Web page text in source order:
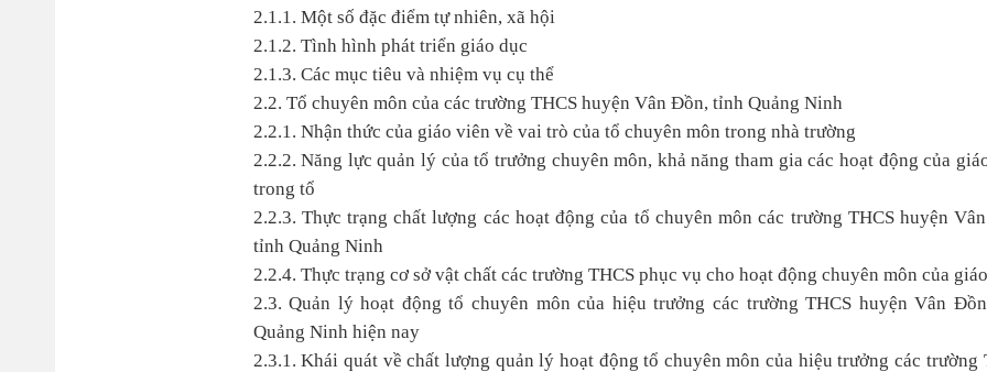
2.1.1. Một số đặc điểm tự nhiên, xã hội
2.1.2. Tình hình phát triển giáo dục
2.1.3. Các mục tiêu và nhiệm vụ cụ thể
2.2. Tổ chuyên môn của các trường THCS huyện Vân Đồn, tỉnh Quảng Ninh
2.2.1. Nhận thức của giáo viên về vai trò của tổ chuyên môn trong nhà trường
2.2.2. Năng lực quản lý của tổ trưởng chuyên môn, khả năng tham gia các hoạt động của
trong tổ
2.2.3. Thực trạng chất lượng các hoạt động của tổ chuyên môn các trường THCS huyện
tỉnh Quảng Ninh
2.2.4. Thực trạng cơ sở vật chất các trường THCS phục vụ cho hoạt động chuyên môn của
2.3. Quản lý hoạt động tổ chuyên môn của hiệu trưởng các trường THCS huyện Vân
Quảng Ninh hiện nay
2.3.1. Khái quát về chất lượng quản lý hoạt động tổ chuyên môn của hiệu trưởng các trường